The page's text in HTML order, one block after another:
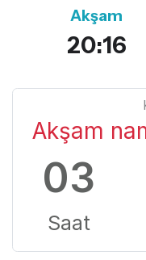
Akşam
20:16
Akşam
03
Saat